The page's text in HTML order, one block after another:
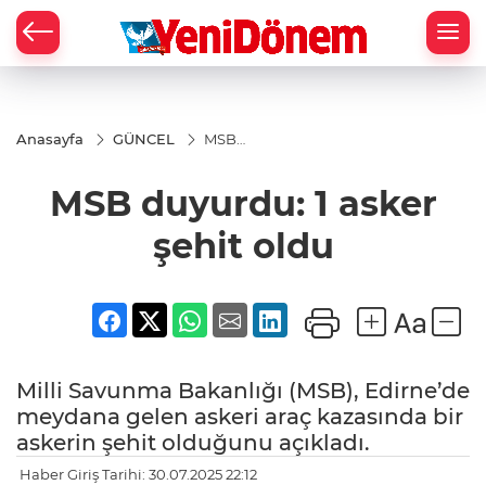
Anasayfa GÜNCEL
MSB
oldu
MSB duyurdu: 1 asker
şehit oldu
Milli Savunma Bakanlığı (MSB), Edirne’de
meydana gelen askeri araç kazasında bir
askerin şehit olduğunu açıkladı.
Haber Giriş Tarihi: 30.07.2025 22:12